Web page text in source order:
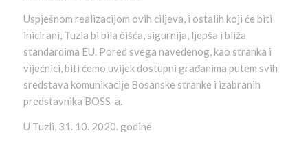
Uspješnom realizacijom ovih ciljeva, i ostalih koji će biti
inicirani, Tuzla bi bila čišća, sigurnija, ljepša i bliža
standardima EU. Pored svega navedenog, kao stranka i
vijećnici, biti ćemo uvijek dostupni građanima putem svih
sredstava komunikacije Bosanske stranke i izabranih
predstavnika BOSS-a.
U Tuzli, 31. 10. 2020. godine